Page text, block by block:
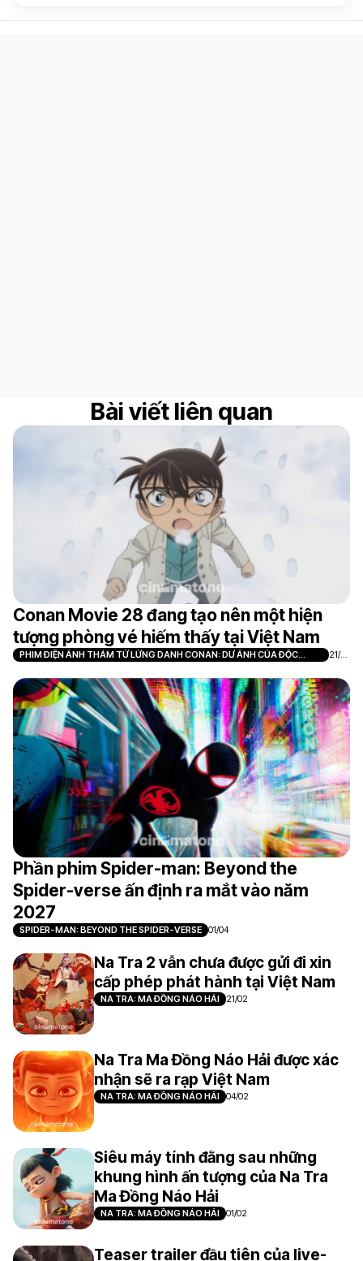
Bài viết liên quan
Conan Movie 28 đang tạo nên một hiện
tượng phòng vé hiếm thấy tại Việt Nam
PHIM ĐIỆN ẢNH THÁM TỬ LỪNG DANH CONAN: DƯ ẢNH CỦA ĐỘC
NHÃN
21/0
Phần phim Spider-man: Beyond the
Spider-verse ấn định ra mắt vào năm
2027
SPIDER-MAN: BEYOND THE SPIDER-VERSE 01/04
Na Tra 2 vẫn chưa được gửi đi xin
cấp phép phát hành tại Việt Nam
NA TRA: MA ĐỒNG NÁO HẢI 21/02
Na Tra Ma Đồng Náo Hải được xác
nhận sẽ ra rạp Việt Nam
NA TRA: MA ĐỒNG NÁO HẢI 04/02
Siêu máy tính đằng sau những
khung hình ấn tượng của Na Tra
Ma Đồng Náo Hải
NA TRA: MA ĐỒNG NÁO HẢI 01/02
Teaser trailer đầu tiên của live-